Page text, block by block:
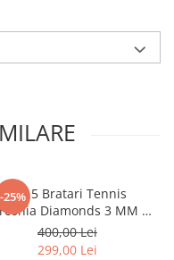
-25%
Set 5 Bratari Tennis
Diamonds 3 MM /
19.5 CM
400,00 Lei
299,00 Lei